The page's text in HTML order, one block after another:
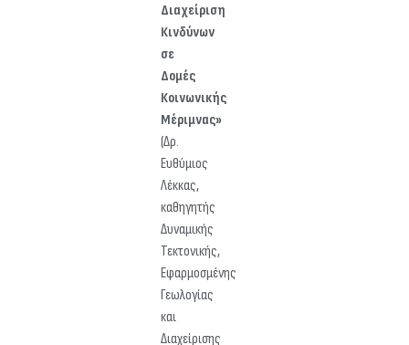
Διαχείριση
Κινδύνων
σε
Δομές
Κοινωνικής
Μέριμνας»
(Δρ.
Ευθύμιος
Λέκκας,
καθηγητής
Δυναμικής
Τεκτονικής,
Εφαρμοσμένης
Γεωλογίας
και
Διαχείρισης